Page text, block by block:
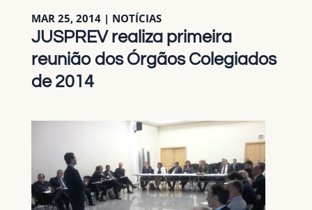
JUSPREV realiza primeira
reunião dos Órgãos Colegiados
de 2014
MAR 25, 2014| NOTÍCIAS